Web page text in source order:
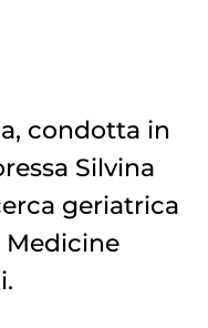
condotta in
Silvina
geriatrica